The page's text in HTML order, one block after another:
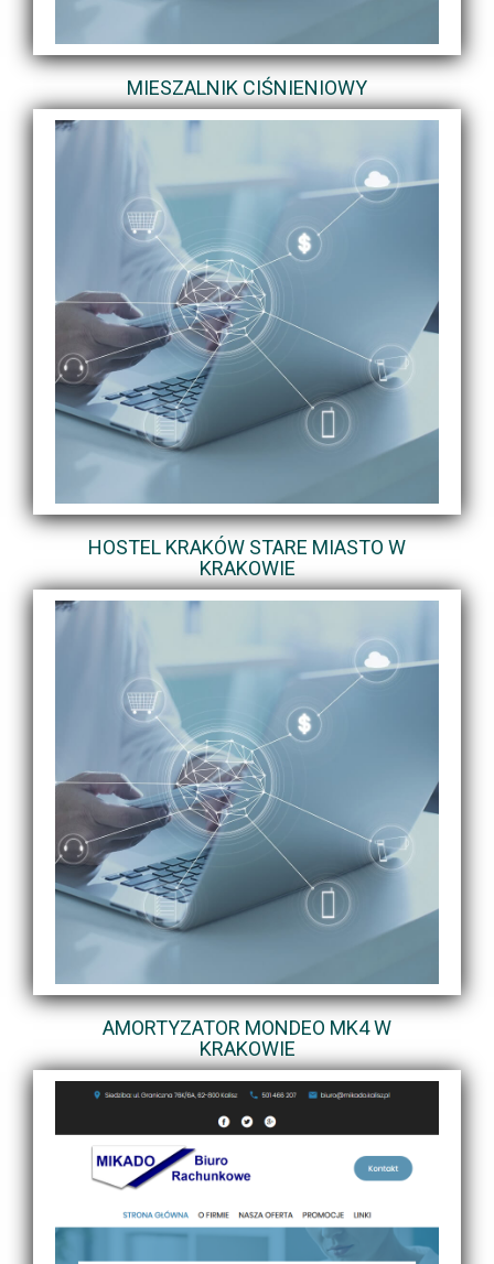
MIESZALNIK CIŚNIENIOWY
HOSTEL KRAKÓW STARE MIASTO W
KRAKOWIE
AMORTYZATOR MONDEO MK4 W
KRAKOWIE